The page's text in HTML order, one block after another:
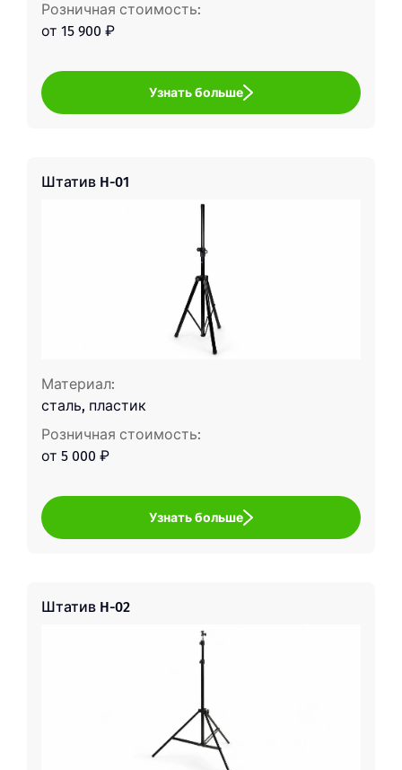
Розничная стоимость:
от 15 900 ₽
Узнать больше
Штатив H-01
Материал:
сталь, пластик
Розничная стоимость:
от 5 000 ₽
Узнать больше
Штатив H-02